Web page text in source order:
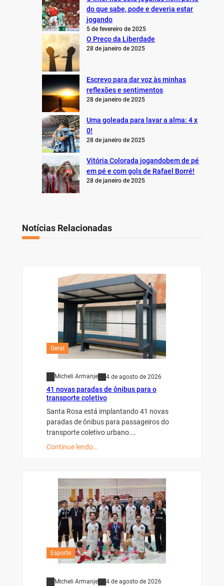
do que sabe, pode e deveria estar
jogando
5 de fevereiro de 2025
O Preço da Liberdade
28 de janeiro de 2025
Escrevo para dar voz às minhas
reflexões e sentimentos
28 de janeiro de 2025
Uma goleada para lavar a alma: 4 x
0!
28 de janeiro de 2025
Vitória Colorada jogandobem de pé
em pé e com gols de Rafael Borré!
28 de janeiro de 2025
Notícias Relacionadas
Geral
Micheli Armanje 4 de agosto de 2026
41 novas paradas de ônibus para o
transporte coletivo
Santa Rosa está implantando 41 novas
paradas de ônibus para passageiros do
transporte coletivo urbano.…
Continue lendo…
Esporte
Micheli Armanje 4 de agosto de 2026